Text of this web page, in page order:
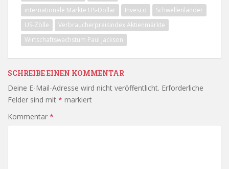
internationale Märkte US-Dollar
Invesco
Schwellenländer
US-Zölle
Verbraucherpreisindex Aktienmärkte
Wirtschaftswachstum Paul Jackson
SCHREIBE EINEN KOMMENTAR
Deine E-Mail-Adresse wird nicht veröffentlicht. Erforderliche
Felder sind mit * markiert
Kommentar *